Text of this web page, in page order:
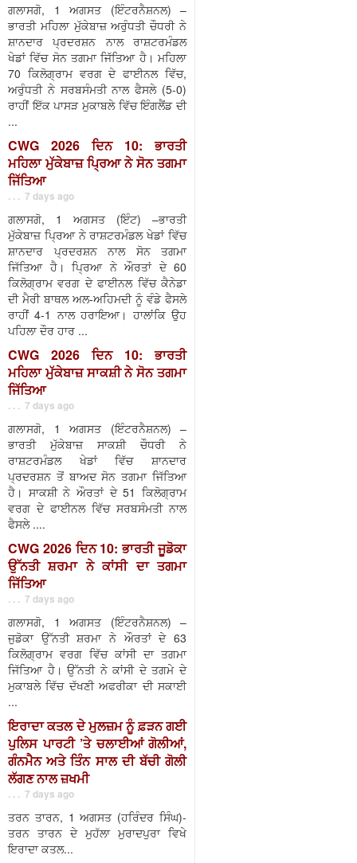
ਗਲਾਸਗੋ, 1 ਅਗਸਤ (ਇੰਟਰਨੈਸ਼ਨਲ) –
ਭਾਰਤੀ ਮਹਿਲਾ ਮੁੱਕੇਬਾਜ਼ ਅਰੁੰਧਤੀ ਚੌਧਰੀ ਨੇ
ਸ਼ਾਨਦਾਰ ਪ੍ਰਦਰਸ਼ਨ ਨਾਲ ਰਾਸ਼ਟਰਮੰਡਲ
ਖੇਡਾਂ ਵਿੱਚ ਸੋਨ ਤਗਮਾ ਜਿੱਤਿਆ ਹੈ। ਮਹਿਲਾ
70 ਕਿਲੋਗ੍ਰਾਮ ਵਰਗ ਦੇ ਫਾਈਨਲ ਵਿੱਚ,
ਅਰੁੰਧਤੀ ਨੇ ਸਰਬਸੰਮਤੀ ਨਾਲ ਫੈਸਲੇ (5-0)
ਰਾਹੀਂ ਇੱਕ ਪਾਸੜ ਮੁਕਾਬਲੇ ਵਿੱਚ ਇੰਗਲੈਂਡ ਦੀ
...
CWG 2026 ਦਿਨ 10: ਭਾਰਤੀ
ਮਹਿਲਾ ਮੁੱਕੇਬਾਜ਼ ਪ੍ਰਿਆ ਨੇ ਸੋਨ ਤਗਮਾ
ਜਿੱਤਿਆ
. . . 7 days ago
ਗਲਾਸਗੋ, 1 ਅਗਸਤ (ਇੰਟ) –ਭਾਰਤੀ
ਮੁੱਕੇਬਾਜ਼ ਪ੍ਰਿਆ ਨੇ ਰਾਸ਼ਟਰਮੰਡਲ ਖੇਡਾਂ ਵਿੱਚ
ਸ਼ਾਨਦਾਰ ਪ੍ਰਦਰਸ਼ਨ ਨਾਲ ਸੋਨ ਤਗਮਾ
ਜਿੱਤਿਆ ਹੈ। ਪ੍ਰਿਆ ਨੇ ਔਰਤਾਂ ਦੇ 60
ਕਿਲੋਗ੍ਰਾਮ ਵਰਗ ਦੇ ਫਾਈਨਲ ਵਿੱਚ ਕੈਨੇਡਾ
ਦੀ ਮੈਰੀ ਬਾਥਲ ਅਲ-ਅਹਿਮਦੀ ਨੂੰ ਵੰਡੇ ਫੈਸਲੇ
ਰਾਹੀਂ 4-1 ਨਾਲ ਹਰਾਇਆ। ਹਾਲਾਂਕਿ ਉਹ
ਪਹਿਲਾ ਦੌਰ ਹਾਰ ...
CWG 2026 ਦਿਨ 10: ਭਾਰਤੀ
ਮਹਿਲਾ ਮੁੱਕੇਬਾਜ਼ ਸਾਕਸ਼ੀ ਨੇ ਸੋਨ ਤਗਮਾ
ਜਿੱਤਿਆ
. . . 7 days ago
ਗਲਾਸਗੋ, 1 ਅਗਸਤ (ਇੰਟਰਨੈਸ਼ਨਲ) –
ਭਾਰਤੀ ਮੁੱਕੇਬਾਜ਼ ਸਾਕਸ਼ੀ ਚੌਧਰੀ ਨੇ
ਰਾਸ਼ਟਰਮੰਡਲ ਖੇਡਾਂ ਵਿੱਚ ਸ਼ਾਨਦਾਰ
ਪ੍ਰਦਰਸ਼ਨ ਤੋਂ ਬਾਅਦ ਸੋਨ ਤਗਮਾ ਜਿੱਤਿਆ
ਹੈ। ਸਾਕਸ਼ੀ ਨੇ ਔਰਤਾਂ ਦੇ 51 ਕਿਲੋਗ੍ਰਾਮ
ਵਰਗ ਦੇ ਫਾਈਨਲ ਵਿੱਚ ਸਰਬਸੰਮਤੀ ਨਾਲ
ਫੈਸਲੇ ....
CWG 2026 ਦਿਨ 10: ਭਾਰਤੀ ਜੂਡੋਕਾ
ਉੱਨਤੀ ਸ਼ਰਮਾ ਨੇ ਕਾਂਸੀ ਦਾ ਤਗਮਾ
ਜਿੱਤਿਆ
. . . 7 days ago
ਗਲਾਸਗੋ, 1 ਅਗਸਤ (ਇੰਟਰਨੈਸ਼ਨਲ) –
ਜੁਡੋਕਾ ਉੱਨਤੀ ਸ਼ਰਮਾ ਨੇ ਔਰਤਾਂ ਦੇ 63
ਕਿਲੋਗ੍ਰਾਮ ਵਰਗ ਵਿੱਚ ਕਾਂਸੀ ਦਾ ਤਗਮਾ
ਜਿੱਤਿਆ ਹੈ। ਉੱਨਤੀ ਨੇ ਕਾਂਸੀ ਦੇ ਤਗਮੇ ਦੇ
ਮੁਕਾਬਲੇ ਵਿੱਚ ਦੱਖਣੀ ਅਫਰੀਕਾ ਦੀ ਸਕਾਈ
...
ਇਰਾਦਾ ਕਤਲ ਦੇ ਮੁਲਜ਼ਮ ਨੂੰ ਫ਼ੜਨ ਗਈ
ਪੁਲਿਸ ਪਾਰਟੀ ’ਤੇ ਚਲਾਈਆਂ ਗੋਲੀਆਂ,
ਗੰਨਮੈਨ ਅਤੇ ਤਿੰਨ ਸਾਲ ਦੀ ਬੱਚੀ ਗੋਲੀ
ਲੱਗਣ ਨਾਲ ਜ਼ਖਮੀ
. . . 7 days ago
ਤਰਨ ਤਾਰਨ, 1 ਅਗਸਤ (ਹਰਿੰਦਰ ਸਿੰਘ)-
ਤਰਨ ਤਾਰਨ ਦੇ ਮੁਹੱਲਾ ਮੁਰਾਦਪੁਰਾ ਵਿਖੇ
ਇਰਾਦਾ ਕਤਲ...